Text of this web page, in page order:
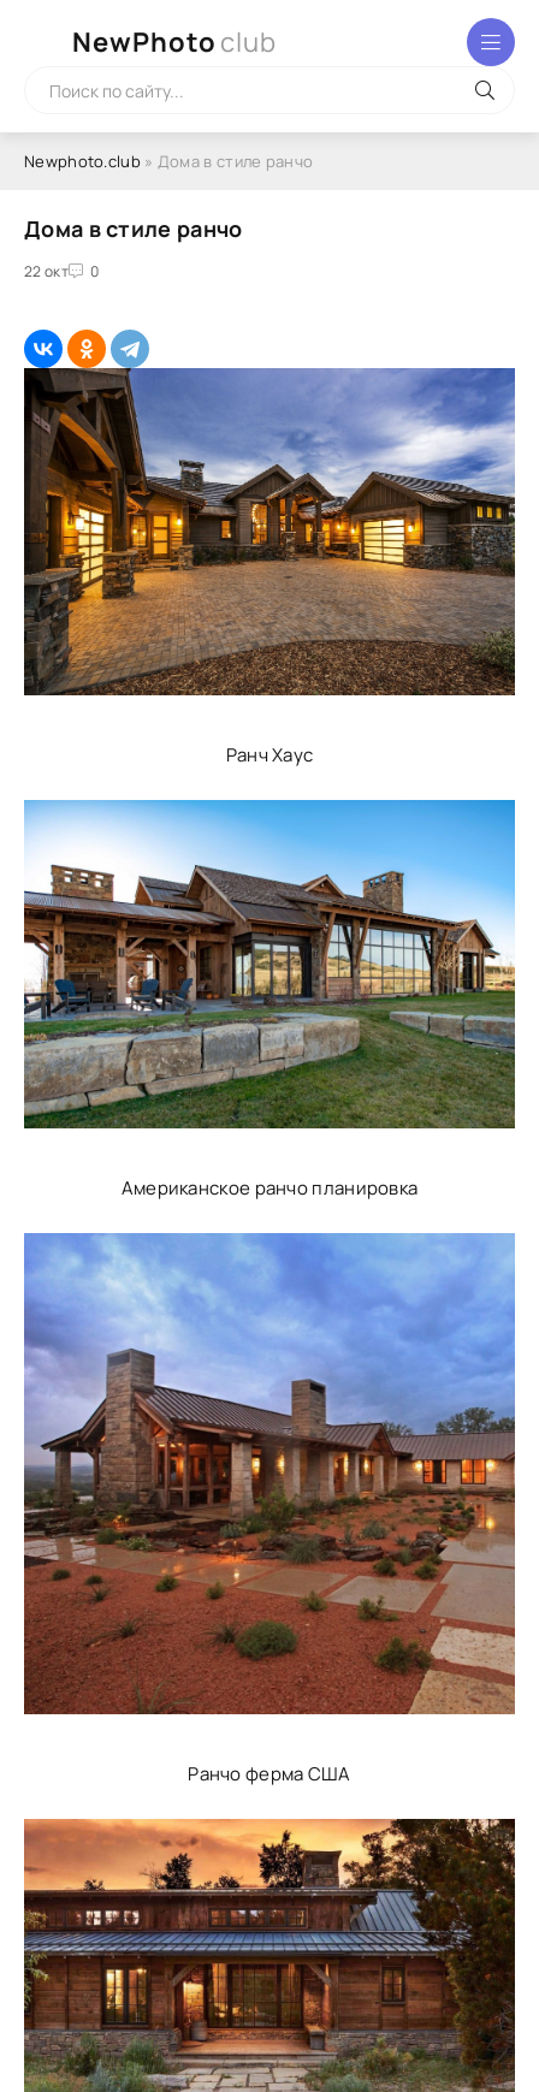
NewPhoto club
Newphoto.club» Дома в стиле ранчо
Дома в стиле ранчо
22 окт 0
Ранч Хаус
Американское ранчо планировка
Ранчо ферма США